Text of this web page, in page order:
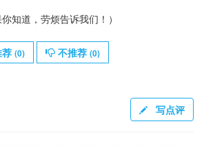
知道，劳烦告诉我们！）
(0) 不推荐 (0)
写点评